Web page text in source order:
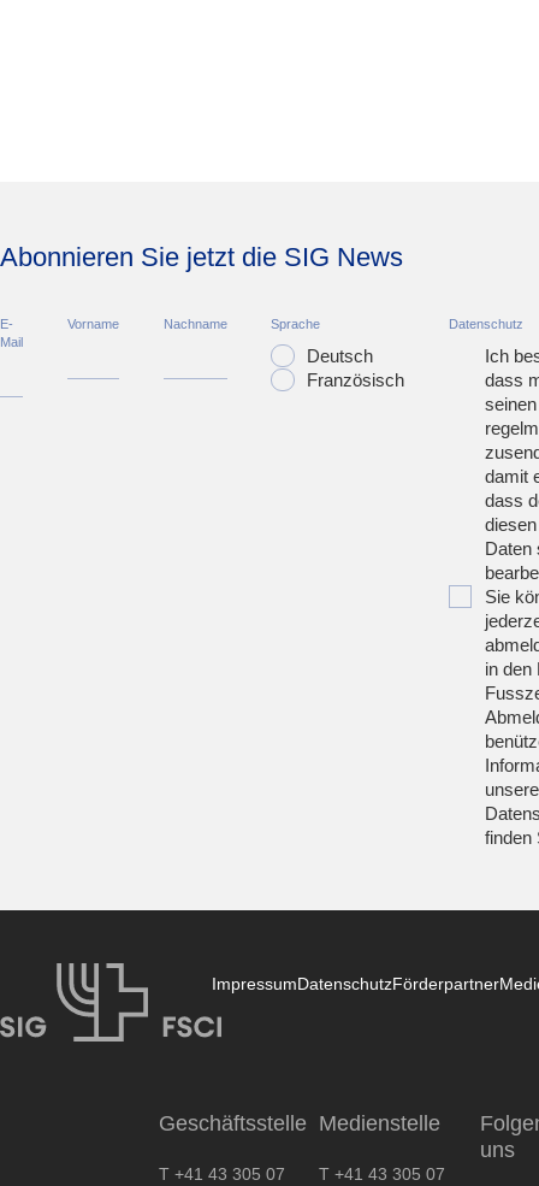
Abonnieren Sie jetzt die SIG News
E-
Mail
Vorname Nachname Sprache
Deutsch
Französisch
Datenschutz
Ich
dass
damit
dass
Daten
Sie
in den
finden
ImpressumDatenschutzFörderpartner
Geschäftsstelle
T +41 43 305 07
Medienstelle
T +41 43 305 07
uns